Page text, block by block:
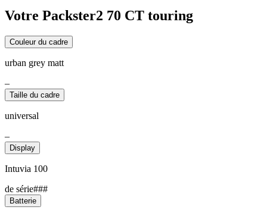
Votre Packster2 70 CT touring
Couleur du cadre
urban grey matt
–
Taille du cadre
universal
–
Display
Intuvia 100
de série###
Batterie